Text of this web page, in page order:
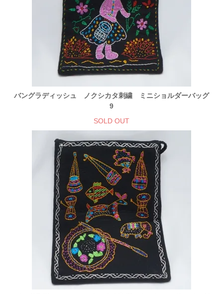
バングラディッシュ ノクシカタ刺繍 ミニショルダーバッグ
9
SOLD OUT